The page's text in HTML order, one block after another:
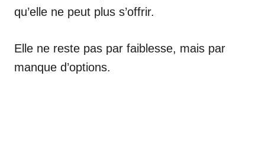
qu’elle ne peut plus s’offrir.
Elle ne reste pas par faiblesse, mais par
manque d’options.